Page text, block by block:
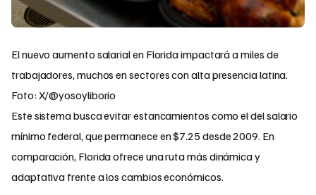
El nuevo aumento salarial en Florida impactará a miles de
trabajadores, muchos en sectores con alta presencia latina.
Foto: X/@yosoyliborio
Este sistema busca evitar estancamientos como el del salario
mínimo federal, que permanece en $7.25 desde 2009. En
comparación, Florida ofrece una ruta más dinámica y
adaptativa frente a los cambios económicos.